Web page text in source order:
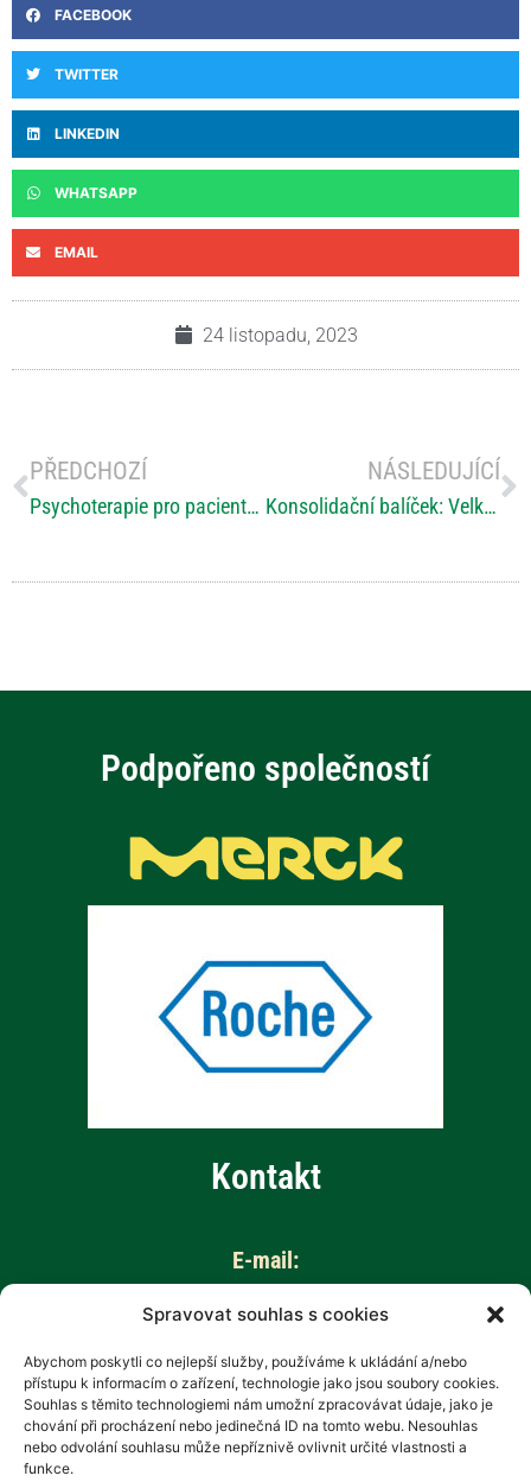
Spravovat souhlas s cookies
Abychom poskytli co nejlepší služby, používáme k ukládání a/nebo
přístupu k informacím o zařízení, technologie jako jsou soubory cookies.
Souhlas s těmito technologiemi nám umožní zpracovávat údaje, jako je
chování při procházení nebo jedinečná ID na tomto webu. Nesouhlas
nebo odvolání souhlasu může nepříznivě ovlivnit určité vlastnosti a
funkce.
FACEBOOK
TWITTER
LINKEDIN
WHATSAPP
EMAIL
24 listopadu, 2023
PŘEDCHOZÍ
Psychoterapie pro pacienty s RS
NÁSLEDUJÍCÍ
Konsolidační balíček: Velký přehled novinek 2024
Podpořeno společností
Kontakt
E-mail:
Odborní garanti:
Prof. MUDr. Eva Kubala Havrdová, CSc.
Prim. MUDr. Marta Vachová